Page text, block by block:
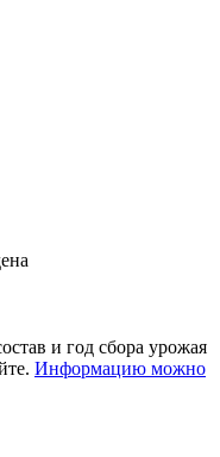
и год сбора урожая
Информацию можно